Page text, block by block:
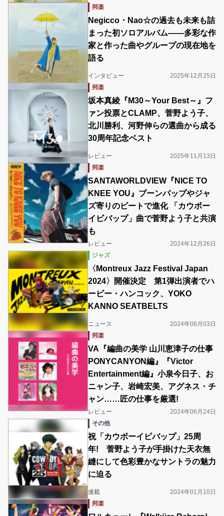
邦楽
Negicco・Nao☆の過去も未来も詰
まった初ソロアルバム――多彩な作
家と作った曲やグループの現在地を
語る
インタビュー
2025年12月25日
邦楽
坂本真綾『M30～Your Best～』フ
ァン投票とCLAMP、菅野よう子、
北川勝利、河野伸らの選曲から成る
30周年記念ベスト
レビュー
2025年11月13日
邦楽
SANTAWORLDVIEW『NICE TO
KNEE YOU』ブーンバップやジャ
ズ寄りのビートで進化 「カウボー
イビバップ」曲で菅野よう子と共演
も
レビュー
2024年12月26日
ジャズ
〈Montreux Jazz Festival Japan
2024〉開催決定 第1弾出演者でハ
ービー・ハンコック、YOKO
KANNO SEATBELTS
ニュース
2024年08月03日
邦楽
VA『編曲の美学 山川恵津子の仕事
PONYCANYON編』『Victor
Entertainment編』小泉今日子、お
ニャン子、岩崎宏美、アグネス・チ
ャン……匠の仕事を厳選!
レビュー
2024年06月24日
その他
祝「カウボーイビバップ」25周
年! 菅野よう子が手掛けた天衣無
縫にして色彩豊かなサントラの魅力
に迫る
連載
2024年01月10日
邦楽